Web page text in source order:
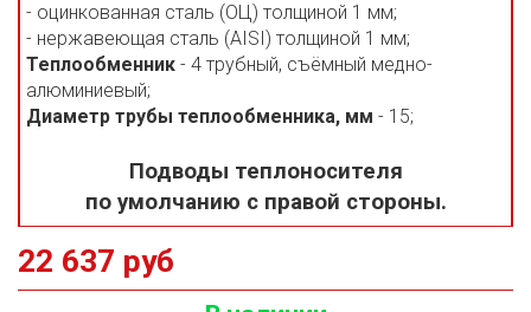
- оцинкованная сталь (ОЦ) толщиной 1 мм;
- нержавеющая сталь (AISI) толщиной 1 мм;
Теплообменник - 4 трубный, съёмный медно-
алюминиевый;
Диаметр трубы теплообменника, мм - 15;
Подводы теплоносителя
по умолчанию с правой стороны.
22 637 руб